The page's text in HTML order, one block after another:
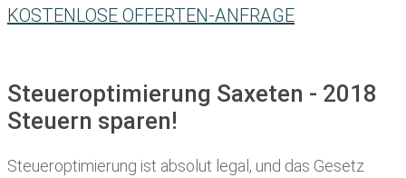
KOSTENLOSE OFFERTEN-ANFRAGE
Steueroptimierung Saxeten - 2018
Steuern sparen!
Steueroptimierung ist absolut legal, und das Gesetz